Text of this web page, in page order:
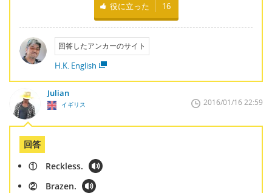
役に立った 16
回答したアンカーのサイト
H.K. English
Julian
イギリス 2016/01/16 22:59
回答
① Reckless.
② Brazen.